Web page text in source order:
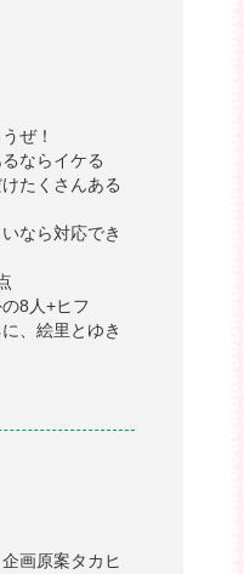
ぜ！
ならイケる
たくさんある
なら対応でき
8人+ヒフ
、絵里とゆき
画原案タカヒ